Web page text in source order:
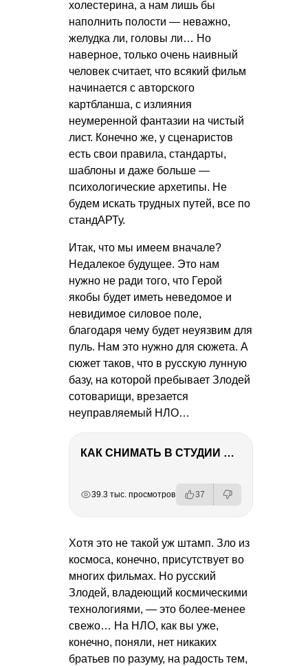
холестерина, а нам лишь бы
наполнить полости — неважно,
желудка ли, головы ли… Но
наверное, только очень наивный
человек считает, что всякий фильм
начинается с авторского
картбланша, с излияния
неумеренной фантазии на чистый
лист. Конечно же, у сценаристов
есть свои правила, стандарты,
шаблоны и даже больше —
психологические архетипы. Не
будем искать трудных путей, все по
стандАРТу.
Итак, что мы имеем вначале?
Недалекое будущее. Это нам
нужно не ради того, что Герой
якобы будет иметь неведомое и
невидимое силовое поле,
благодаря чему будет неуязвим для
пуль. Нам это нужно для сюжета. А
сюжет таков, что в русскую лунную
базу, на которой пребывает Злодей
сотоварищи, врезается
неуправляемый НЛО…
КАК СНИМАТЬ В СТУДИИ СО ВСПЫШКАМИ
39.3 тыс. просмотров 37
Хотя это не такой уж штамп. Зло из
космоса, конечно, присутствует во
многих фильмах. Но русский
Злодей, владеющий космическими
технологиями, — это более-менее
свежо… На НЛО, как вы уже,
конечно, поняли, нет никаких
братьев по разуму, на радость тем,